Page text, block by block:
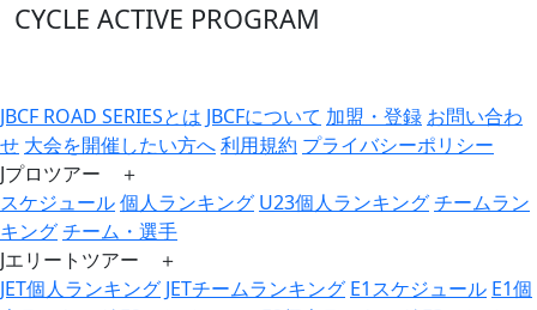
CYCLE ACTIVE PROGRAM
JBCF ROAD SERIESとは JBCFについて 加盟・登録 お問い合わ
せ 大会を開催したい方へ利用規約 プライバシーポリシー
Jプロツアー ＋
スケジュール個人ランキング U23個人ランキングチームラン
キングチーム・選手
Jエリートツアー ＋
JET個人ランキング JETチームランキング E1スケジュール E1個